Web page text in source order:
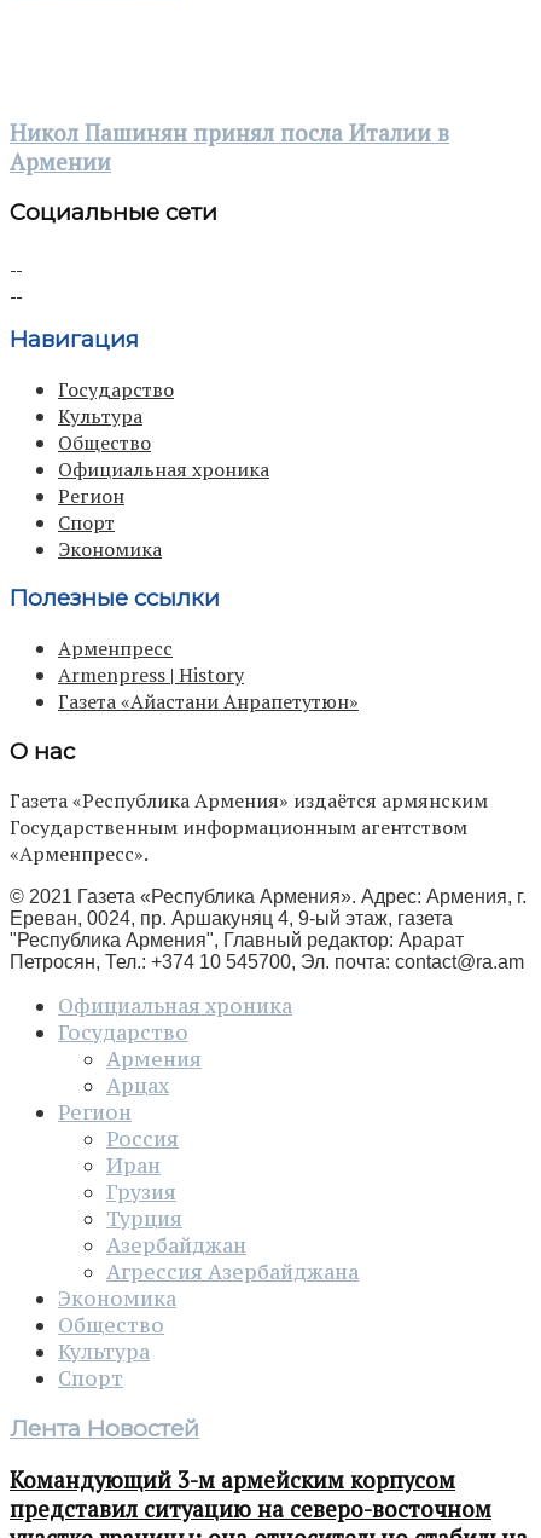
Никол Пашинян принял посла Италии в
Армении
Социальные сети
Навигация
Государство
Культура
Общество
Официальная хроника
Регион
Спорт
Экономика
Полезные ссылки
Арменпресс
Armenpress | History
Газета «Айастани Анрапетутюн»
О нас
Газета «Республика Армения» издаётся армянским
Государственным информационным агентством
«Арменпресс».
© 2021 Газета «Республика Армения». Адрес: Армения, г.
Ереван, 0024, пр. Аршакуняц 4, 9-ый этаж, газета
"Республика Армения", Главный редактор: Арарат
Петросян, Тел.: +374 10 545700, Эл. почта: contact@ra.am
Официальная хроника
Государство
Армения
Арцах
Регион
Россия
Иран
Грузия
Турция
Азербайджан
Агрессия Азербайджана
Экономика
Общество
Культура
Спорт
Лента Новостей
Командующий 3-м армейским корпусом
представил ситуацию на северо-восточном